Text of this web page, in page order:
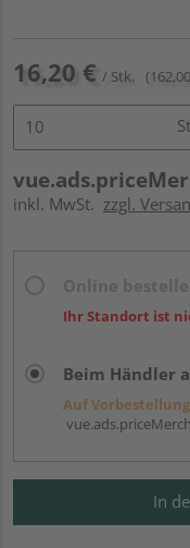
16,20 € / Stk.
inkl. MwSt. zzgl.
Ihr Standort ist
Beim Händler
Auf
In